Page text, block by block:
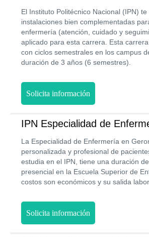
El Instituto Politécnico Nacional (IPN)
instalaciones bien complementadas
enfermería (atención, cuidado y
aplicado para esta carrera. Esta
con ciclos semestrales en los campus
duración de 3 años (6 semestres).
Solicita información
IPN Especialidad de
La Especialidad de Enfermería en
personalizada y profesional de
estudia en el IPN, tiene una duración
presencial en la Escuela Superior de
costos son económicos y su salida
Solicita información